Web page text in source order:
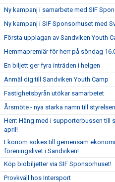
Ny kampanj i samarbete med SIF
Ny kampanj i SIF Sponsorhuset med
Första upplagan av Sandviken Youth
Hemmapremiär för herr på söndag
En biljett ger fyra inträden i helgen
Anmäl dig till Sandviken Youth Camp
Fastighetsbyrån utökar samarbetet
Årsmöte - nya starka namn till styrelsen
Herr: Häng med i supporterbussen till
april!
Ekonom sökes till gemensam
föreningslivet i Sandviken!
Köp biobiljetter via SIF Sponsorhuset!
Provkväll hos Intersport